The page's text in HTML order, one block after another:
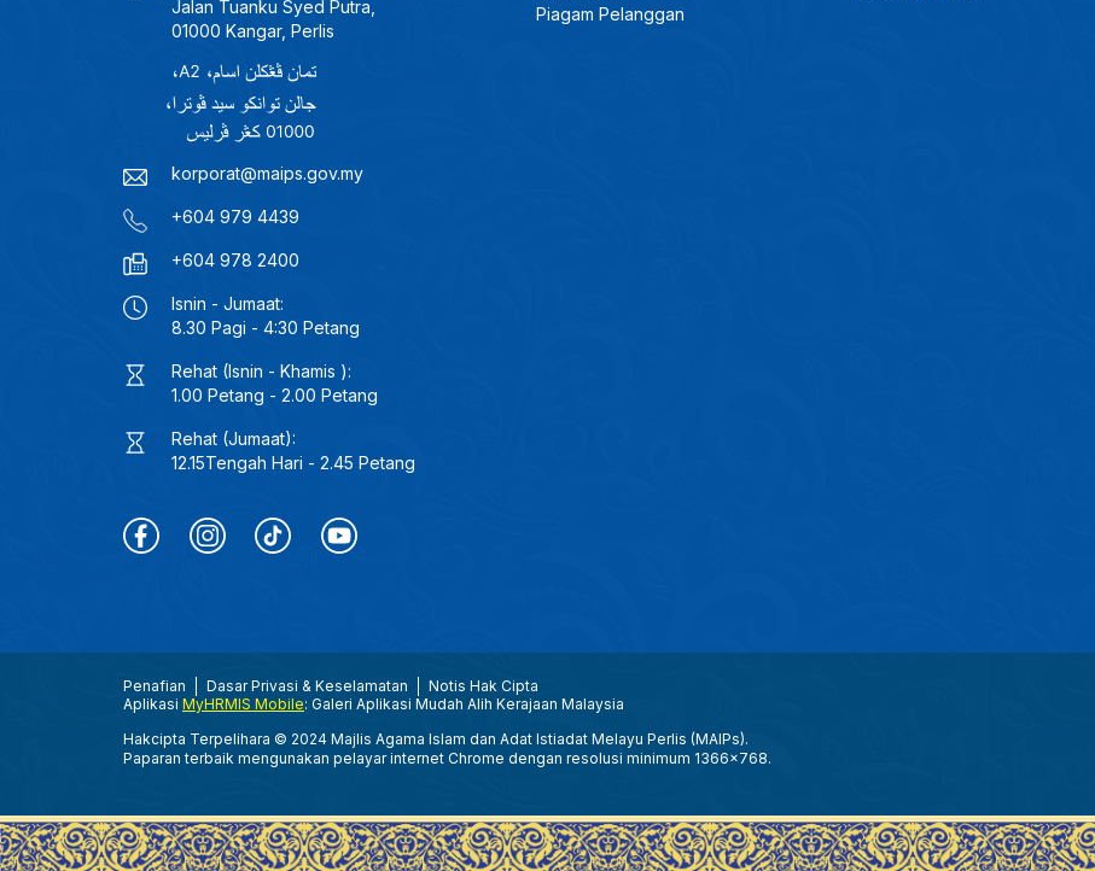
Jalan Tuanku Syed Putra,
01000 Kangar, Perlis
korporat@maips.gov.my
+604 979 4439
+604 978 2400
Isnin - Jumaat:
8.30 Pagi - 4:30 Petang
Rehat (Isnin - Khamis ):
1.00 Petang - 2.00 Petang
Rehat (Jumaat):
12.15Tengah Hari - 2.45 Petang
Piagam Pelanggan
Penafian Dasar Privasi & Keselamatan
Notis Hak Cipta
Aplikasi MyHRMIS Mobile: Galeri Aplikasi Mudah Alih Kerajaan Malaysia
Hakcipta Terpelihara © 2024 Majlis Agama Islam dan Adat Istiadat Melayu Perlis (MAIPs).
Paparan terbaik mengunakan pelayar internet Chrome dengan resolusi minimum 1366x768.